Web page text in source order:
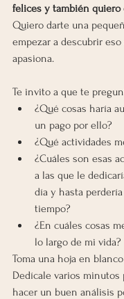
felices y también quiero
Quiero darte una
empezar a descubrir
apasiona.
Te invito a que te
¿Qué cosas haría
un pago por ello?
¿Qué actividades
¿Cuáles son esas
a las que le
día y hasta
tiempo?
¿En cuáles cosas
lo largo de mi vida?
Toma una hoja en
Dedícale varios minutos
hacer un buen análisis